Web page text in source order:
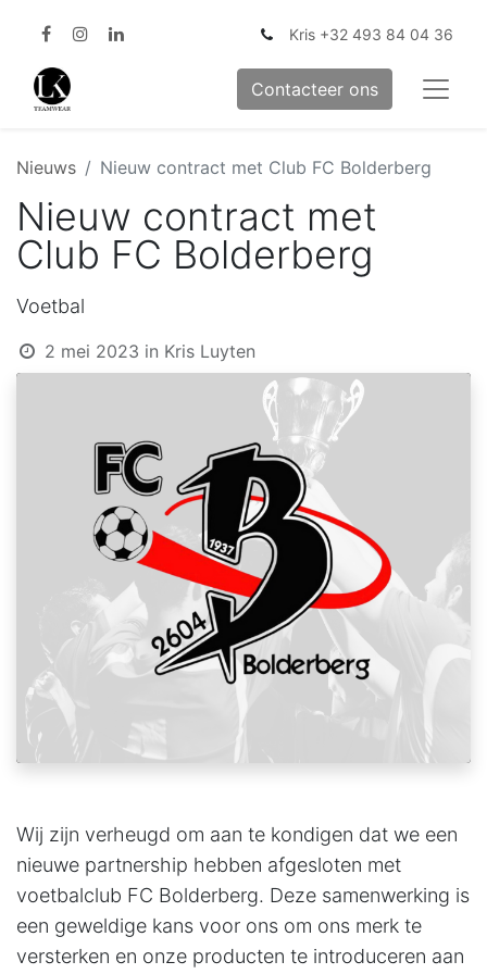
Kris +32 493 84 04 36
Contacteer ons
Nieuws Nieuw contract met Club FC Bolderberg
Nieuw contract met
Club FC Bolderberg
Voetbal
2 mei 2023 in Kris Luyten
Wij zijn verheugd om aan te kondigen dat we een
nieuwe partnership hebben afgesloten met
voetbalclub FC Bolderberg. Deze samenwerking is
een geweldige kans voor ons om ons merk te
versterken en onze producten te introduceren aan